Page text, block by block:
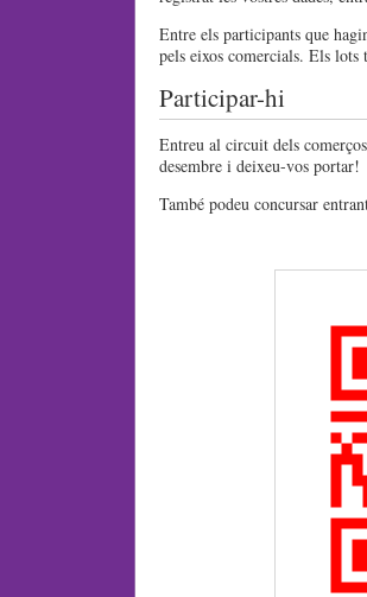
Entre els participants que
pels eixos comercials. Els lots
Participar-hi
Entreu al circuit dels
desembre i deixeu-vos portar!
També podeu concursar